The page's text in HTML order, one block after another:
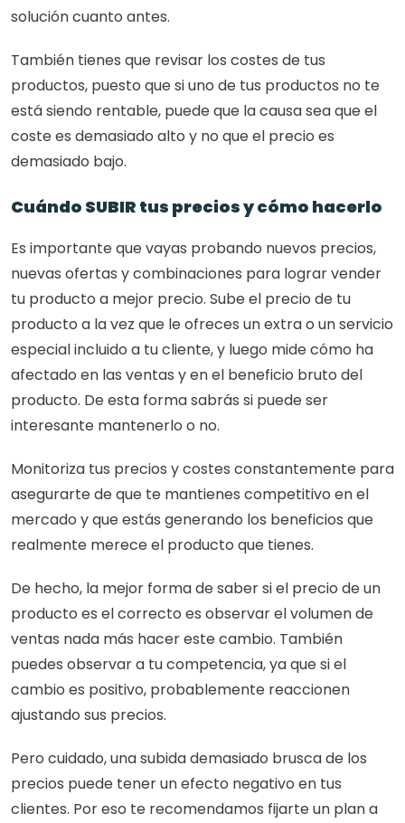
solución cuanto antes.
También tienes que revisar los costes de tus
productos, puesto que si uno de tus productos no te
está siendo rentable, puede que la causa sea que el
coste es demasiado alto y no que el precio es
demasiado bajo.
Cuándo SUBIR tus precios y cómo hacerlo
Es importante que vayas probando nuevos precios,
nuevas ofertas y combinaciones para lograr vender
tu producto a mejor precio. Sube el precio de tu
producto a la vez que le ofreces un extra o un servicio
especial incluido a tu cliente, y luego mide cómo ha
afectado en las ventas y en el beneficio bruto del
producto. De esta forma sabrás si puede ser
interesante mantenerlo o no.
Monitoriza tus precios y costes constantemente para
asegurarte de que te mantienes competitivo en el
mercado y que estás generando los beneficios que
realmente merece el producto que tienes.
De hecho, la mejor forma de saber si el precio de un
producto es el correcto es observar el volumen de
ventas nada más hacer este cambio. También
puedes observar a tu competencia, ya que si el
cambio es positivo, probablemente reaccionen
ajustando sus precios.
Pero cuidado, una subida demasiado brusca de los
precios puede tener un efecto negativo en tus
clientes. Por eso te recomendamos fijarte un plan a